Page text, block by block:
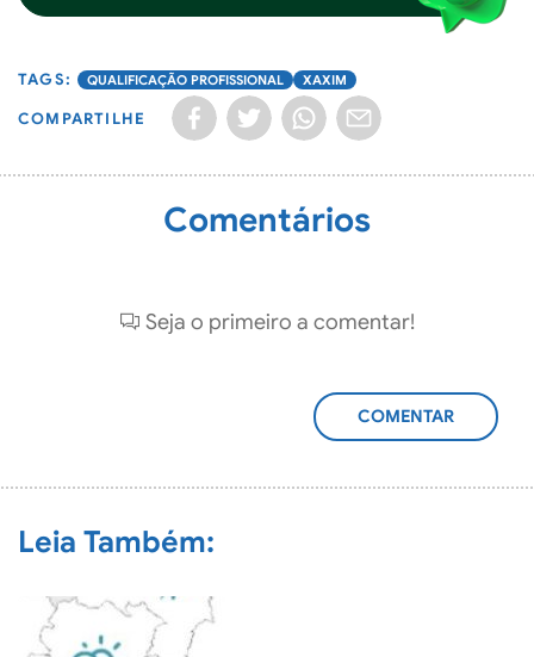
QUALIFICAÇÃO PROFISSIONAL XAXIM
COMPARTILHE
Comentários
Seja o primeiro a comentar!
ADICIONAR
Leia Também: